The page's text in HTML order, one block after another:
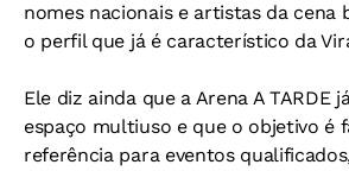
nomes nacionais e artistas da cena
o perfil que já é característico da
Ele diz ainda que a Arena A TARDE
espaço multiuso e que o objetivo é
referência para eventos